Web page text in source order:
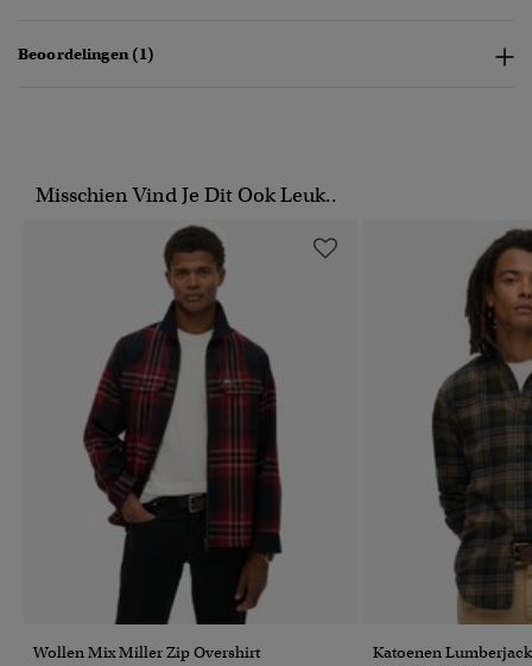
Beoordelingen (1)
Misschien Vind Je Dit Ook Leuk..
Wollen Mix Miller Zip Overshirt
Katoenen